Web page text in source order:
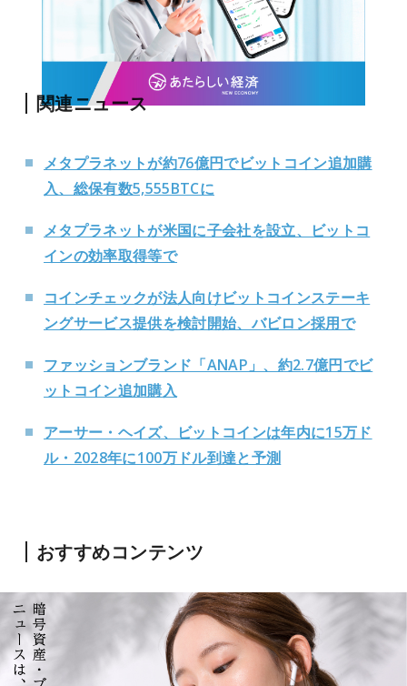
関連ニュース
メタプラネットが約76億円でビットコイン追加購
入、総保有数5,555BTCに
メタプラネットが米国に子会社を設立、ビットコ
インの効率取得等で
コインチェックが法人向けビットコインステーキ
ングサービス提供を検討開始、バビロン採用で
ファッションブランド「ANAP」、約2.7億円でビ
ットコイン追加購入
アーサー・ヘイズ、ビットコインは年内に15万ド
ル・2028年に100万ドル到達と予測
おすすめコンテンツ